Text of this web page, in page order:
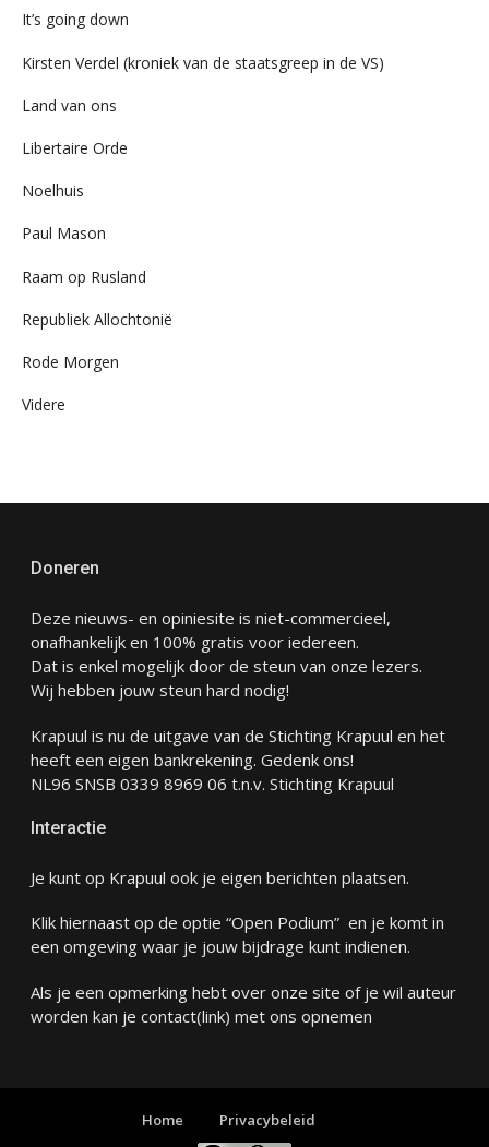
It’s going down
Kirsten Verdel (kroniek van de staatsgreep in de VS)
Land van ons
Libertaire Orde
Noelhuis
Paul Mason
Raam op Rusland
Republiek Allochtonië
Rode Morgen
Videre
Doneren
Deze nieuws- en opiniesite is niet-commercieel,
onafhankelijk en 100% gratis voor iedereen.
Dat is enkel mogelijk door de steun van onze lezers.
Wij hebben jouw steun hard nodig!
Krapuul is nu de uitgave van de Stichting Krapuul en het
heeft een eigen bankrekening. Gedenk ons!
NL96 SNSB 0339 8969 06 t.n.v. Stichting Krapuul
Interactie
Je kunt op Krapuul ook je eigen berichten plaatsen.
Klik hiernaast op de optie “Open Podium” en je komt in
een omgeving waar je jouw bijdrage kunt indienen.
Als je een opmerking hebt over onze site of je wil auteur
worden kan je contact(link) met ons opnemen
Home Privacybeleid